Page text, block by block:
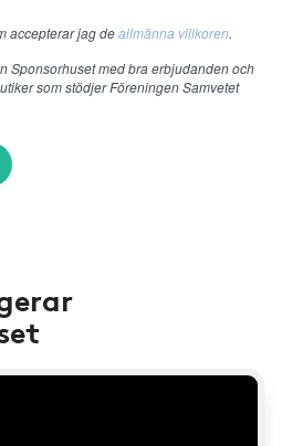
accepterar jag deallmänna villkoren.
Sponsorhuset med bra erbjudanden och
som stödjer Föreningen Samvetet